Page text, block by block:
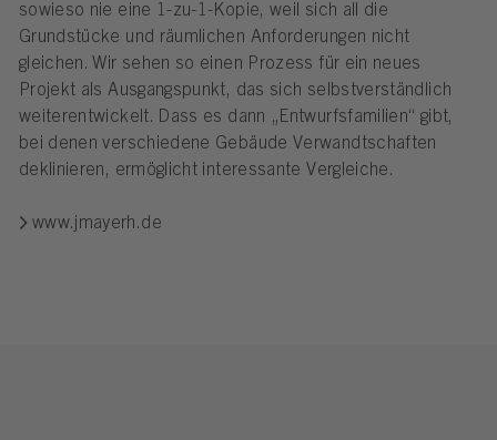
sowieso nie eine 1-zu-1-Kopie, weil sich all die
Grundstücke und räumlichen Anforderungen nicht
gleichen. Wir sehen so einen Prozess für ein neues
Projekt als Ausgangspunkt, das sich selbstverständlich
weiterentwickelt. Dass es dann „Entwurfsfamilien“ gibt,
bei denen verschiedene Gebäude Verwandtschaften
deklinieren, ermöglicht interessante Vergleiche.
www.jmayerh.de